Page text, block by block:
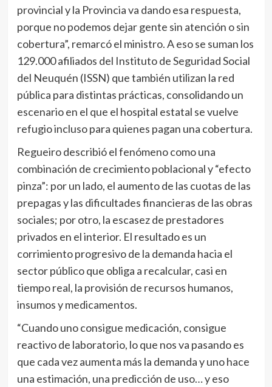
provincial y la Provincia va dando esa respuesta,
porque no podemos dejar gente sin atención o sin
cobertura”, remarcó el ministro. A eso se suman los
129.000 afiliados del Instituto de Seguridad Social
del Neuquén (ISSN) que también utilizan la red
pública para distintas prácticas, consolidando un
escenario en el que el hospital estatal se vuelve
refugio incluso para quienes pagan una cobertura.
Regueiro describió el fenómeno como una
combinación de crecimiento poblacional y “efecto
pinza”: por un lado, el aumento de las cuotas de las
prepagas y las dificultades financieras de las obras
sociales; por otro, la escasez de prestadores
privados en el interior. El resultado es un
corrimiento progresivo de la demanda hacia el
sector público que obliga a recalcular, casi en
tiempo real, la provisión de recursos humanos,
insumos y medicamentos.
“Cuando uno consigue medicación, consigue
reactivo de laboratorio, lo que nos va pasando es
que cada vez aumenta más la demanda y uno hace
una estimación, una predicción de uso… y eso